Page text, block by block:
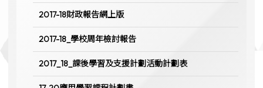
2017-18財政報告網上版
2017-18_學校周年檢討報告
2017_18_課後學習及支援計劃活動計劃表